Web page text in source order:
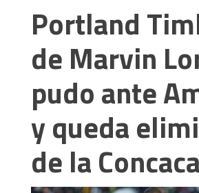
Portland
de Marvin
pudo ante
y queda
de la